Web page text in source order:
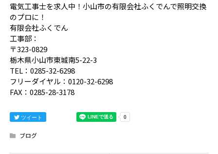
電気工事士を求人中！小山市の有限会社ふくでんで照明交換
のプロに！
有限会社ふくでん
工事部：
〒323-0829
栃木県小山市東城南5-22-3
TEL：0285-32-6298
フリーダイヤル：0120-32-6298
FAX：0285-28-3178
ツイート
ブログ